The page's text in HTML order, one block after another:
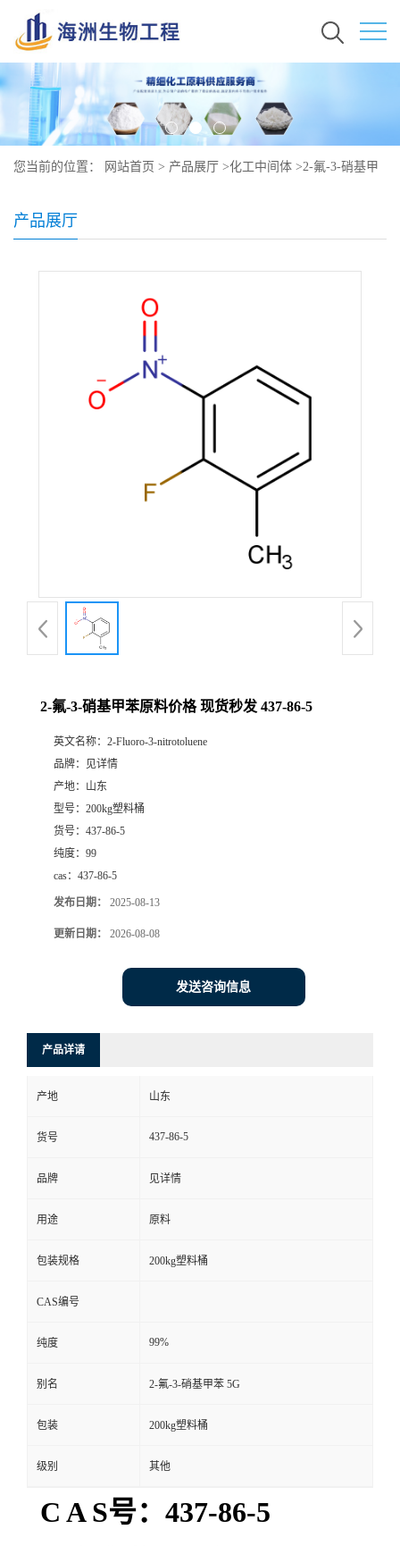
您当前的位置： 网站首页 > 产品展厅 >化工中间体 >2-氟-3-硝基甲
产品展厅
2-氟-3-硝基甲苯原料价格 现货秒发 437-86-5
英文名称： 2-Fluoro-3-nitrotoluene
品牌：
见详情
产地： 山东
型号： 200kg塑料桶
货号： 437-86-5
纯度： 99
cas： 437-86-5
发布日期： 2025-08-13
更新日期： 2026-08-08
发送咨询信息
产品详请
产地 山东
货号 437-86-5
品牌 见详情
用途 原料
包装规格 200kg塑料桶
CAS编号
纯度 99%
别名 2-氟-3-硝基甲苯 5G
包装 200kg塑料桶
级别 其他
C A S号：437-86-5